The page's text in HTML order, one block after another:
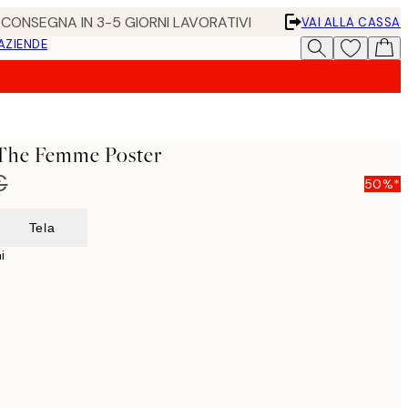
IN 3-5 GIORNI LAVORATIVI
VAI ALLA CASSA
Femme Poster
50%*
Tela